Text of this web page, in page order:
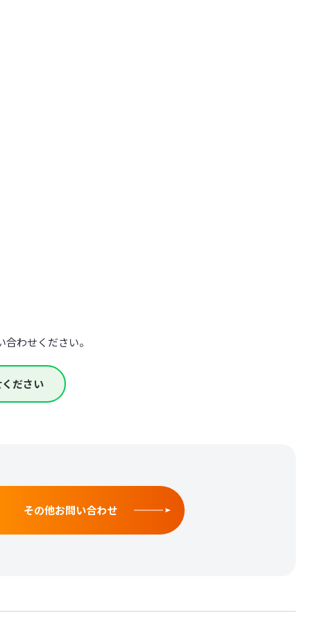
わせください。
ださい
その他お問い合わせ